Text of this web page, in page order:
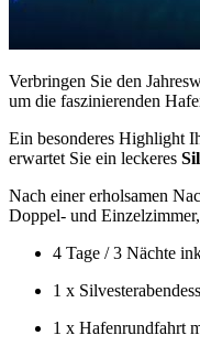
Verbringen Sie den
um die faszinierenden
Ein besonderes Highlight
erwartet Sie ein leckeres
Nach einer erholsamen
Doppel- und
4 Tage / 3 Nächte
1 x
1 x Hafenrundfahrt